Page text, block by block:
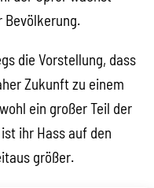
Bevölkerung.
die Vorstellung, dass
Zukunft zu einem
ein großer Teil der
ihr Hass auf den
größer.